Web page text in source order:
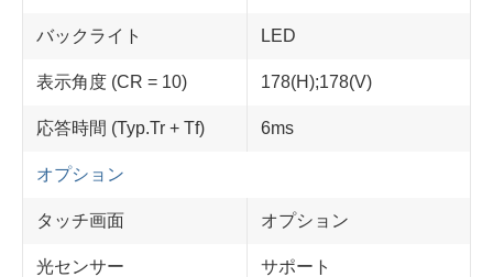
バックライト LED
表示角度 (CR = 10) 178(H);178(V)
応答時間 (Typ.Tr + Tf) 6ms
オプション
タッチ画面 オプション
光センサー サポート